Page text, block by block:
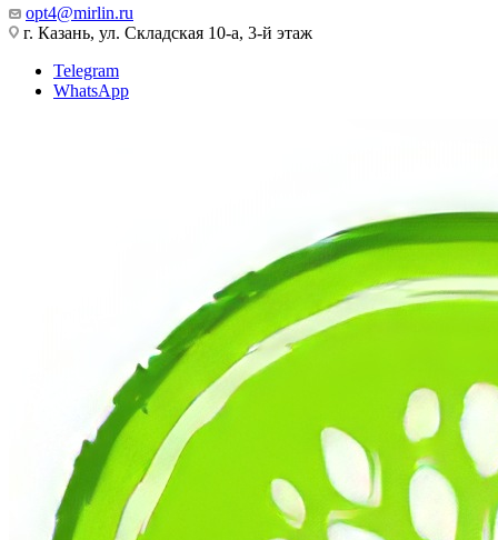
opt4@mirlin.ru
г. Казань, ул. Складская 10-а, 3-й этаж
Telegram
WhatsApp